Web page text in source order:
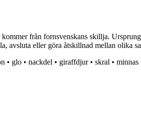
från fornsvenskans skillja.
avsluta eller göra åtskillnad mellan olika
• glo • nackdel • giraffdjur• skral • minnas